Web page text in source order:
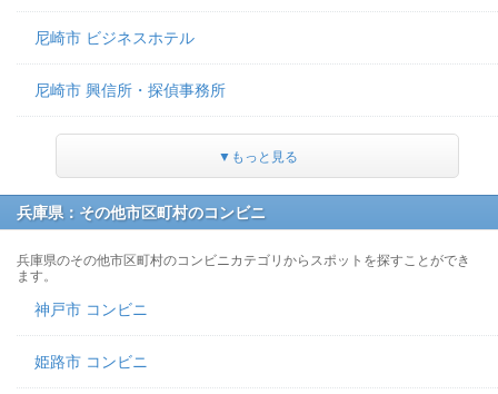
尼崎市 ビジネスホテル
尼崎市 興信所・探偵事務所
▼もっと見る
兵庫県：その他市区町村のコンビニ
兵庫県のその他市区町村のコンビニカテゴリからスポットを探すことができ
ます。
神戸市 コンビニ
姫路市 コンビニ